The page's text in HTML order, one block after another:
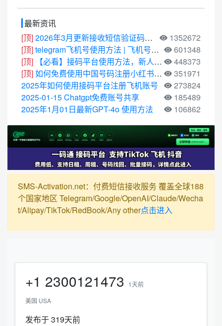
最新资讯
[顶]2026年3月更新接收短信验证码平台
1352672
[顶]telegram飞机号使用方法 | 飞机号使用教程
601348
[顶]
【必看】接码平台使用方法，新人必看
448373
[顶]如何免费使用中国号码注册小红书，抖音等中国App
351971
2025年如何使用接码平台注册飞机账号
273824
2025-01-15 Chatgpt免费账号共享
185489
2025年1月01日最新GPT-4o 使用方法
106862
SMS-Activation.net：付费短信接收服务 覆盖全球188
个国家地区 Telegram/Google/OpenAI/Claude/Wecha
t/Alipay/TikTok/RedBook/Any other点击进入
+1 2300121473
1天前
美国 USA
发布于 319天前